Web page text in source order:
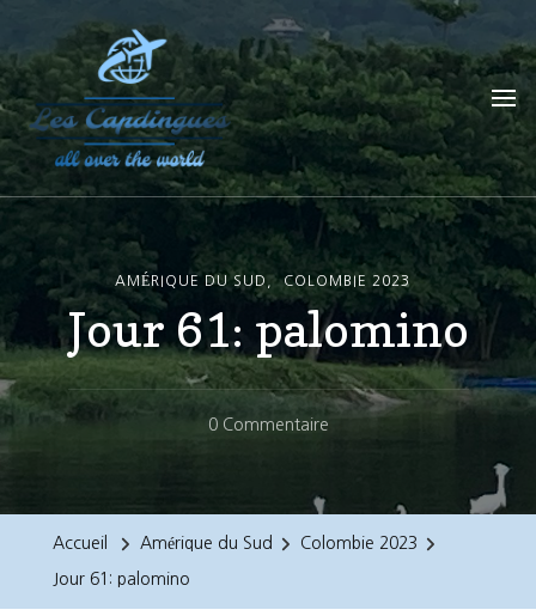
Les Capdingues
blog de voyage
AMÉRIQUE DU SUD COLOMBIE 2023
Jour 61: palomino
0 CommentaireSur
Accueil
Amérique du Sud Colombie 2023
Jour 61: palomino